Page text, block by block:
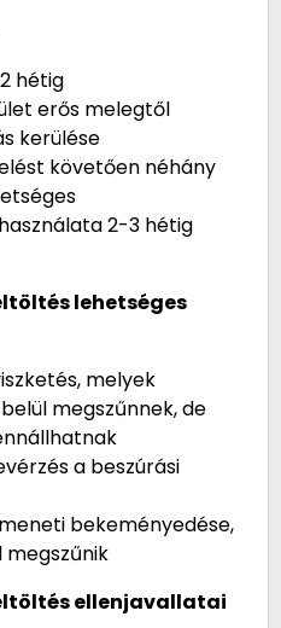
hétig
erős melegtől
kerülése
követően néhány
2-3 hétig
lehetséges
melyek
megszűnnek, de
a beszúrási
bekeményedése,
megszűnik
ellenjavallatai